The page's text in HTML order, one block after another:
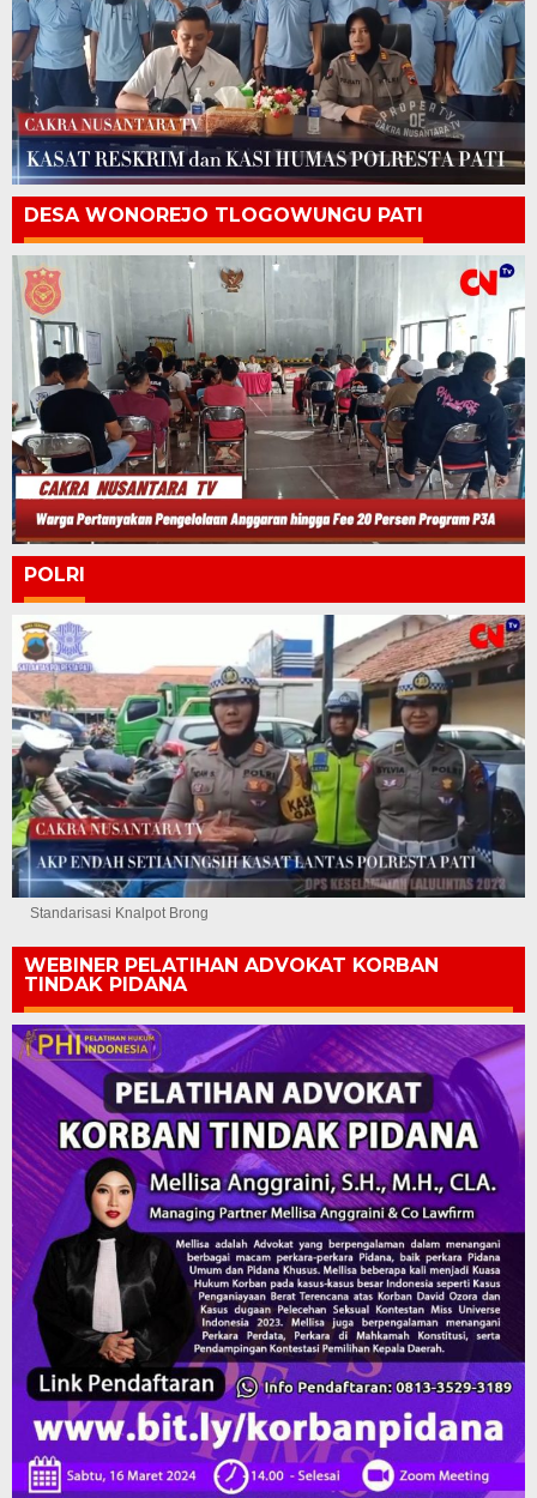
DESA WONOREJO TLOGOWUNGU PATI
POLRI
Standarisasi Knalpot Brong
WEBINER PELATIHAN ADVOKAT KORBAN
TINDAK PIDANA